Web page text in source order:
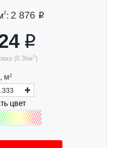
2: 2 876
(0.36м2)
м2
цвет